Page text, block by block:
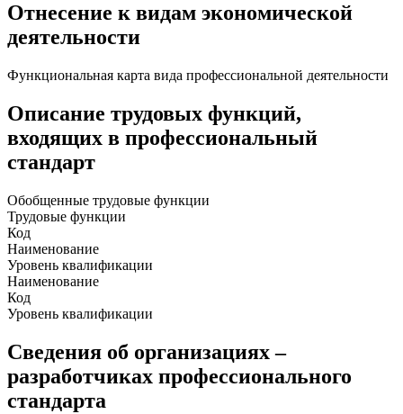
Отнесение к видам экономической
деятельности
Функциональная карта вида профессиональной деятельности
Описание трудовых функций,
входящих в профессиональный
стандарт
Обобщенные трудовые функции
Трудовые функции
Код
Наименование
Уровень квалификации
Наименование
Код
Уровень квалификации
Сведения об организациях –
разработчиках профессионального
стандарта